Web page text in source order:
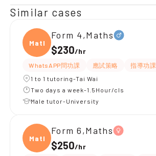
Similar cases
Maths
Form 4,Maths
$230/hr
WhatsAPP問功課 應試策略 指導功課
1 to 1 tutoring-Tai Wai
Two days a week-1.5Hour/cls
Male tutor-University
Maths
Form 6,Maths
$250/hr